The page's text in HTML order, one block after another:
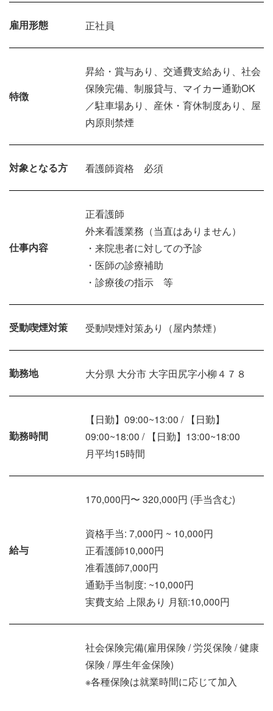
雇用形態 正社員
特徴
昇給・賞与あり、交通費支給あり、社会
保険完備、制服貸与、マイカー通勤OK
／駐車場あり、産休・育休制度あり、屋
内原則禁煙
対象となる方 看護師資格 必須
仕事内容
正看護師
外来看護業務（当直はありません）
・来院患者に対しての予診
・医師の診療補助
・診療後の指示 等
受動喫煙対策 受動喫煙対策あり（屋内禁煙）
勤務地 大分県 大分市 大字田尻字小柳４７８
勤務時間
【日勤】09:00~13:00 / 【日勤】
09:00~18:00 / 【日勤】13:00~18:00
月平均15時間
給与
170,000円〜 320,000円 (手当含む)
資格手当: 7,000円 ~ 10,000円
正看護師10,000円
准看護師7,000円
通勤手当制度: ~10,000円
実費支給 上限あり 月額:10,000円
社会保険完備(雇用保険 / 労災保険 / 健康
保険 / 厚生年金保険)
※各種保険は就業時間に応じて加入